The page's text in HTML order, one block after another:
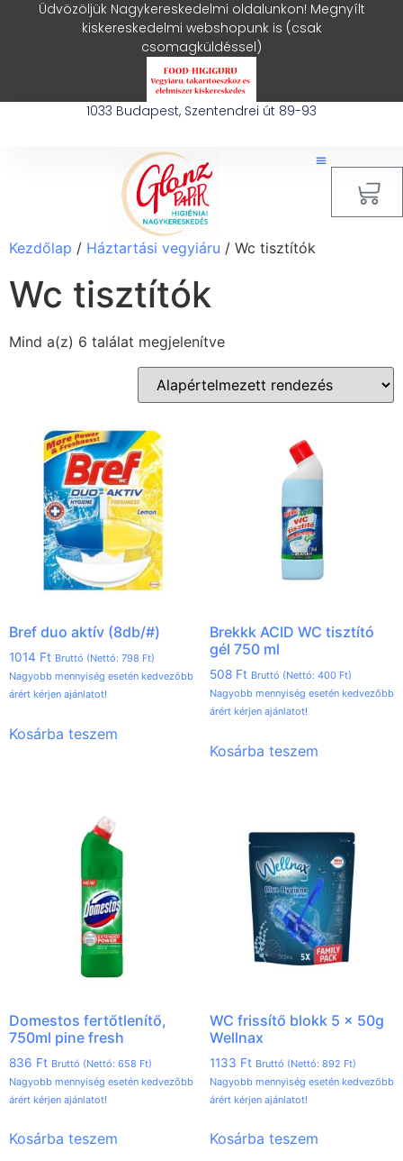
Üdvözöljük Nagykereskedelmi oldalunkon! Megnyílt
kiskereskedelmi webshopunk is (csak
csomagküldéssel)
1033 Budapest, Szentendrei út 89-93
Kezdőlap / Háztartási vegyiáru / Wc tisztítók
Wc tisztítók
Mind a(z) 6 találat megjelenítve
Bref duo aktív (8db/#)
1014 Ft Bruttó (Nettó: 798 Ft)
Nagyobb mennyiség esetén kedvezőbb
árért kérjen ajánlatot!
Kosárba teszem
Brekkk ACID WC tisztító
gél 750 ml
508 Ft Bruttó (Nettó: 400 Ft)
Nagyobb mennyiség esetén kedvezőbb
árért kérjen ajánlatot!
Kosárba teszem
Domestos fertőtlenítő,
750ml pine fresh
836 Ft Bruttó (Nettó: 658 Ft)
Nagyobb mennyiség esetén kedvezőbb
árért kérjen ajánlatot!
Kosárba teszem
WC frissítő blokk 5 x 50g
Wellnax
1133 Ft Bruttó (Nettó: 892 Ft)
Nagyobb mennyiség esetén kedvezőbb
árért kérjen ajánlatot!
Kosárba teszem